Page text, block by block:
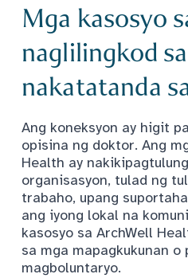
Mga kasosyo
naglilingkod
nakatatanda
Ang koneksyon ay higit
opisina ng doktor. Ang
Health ay
organisasyon, tulad ng
trabaho, upang
ang iyong lokal na
kasosyo sa ArchWell
sa mga mapagkukunan o
magboluntaryo.